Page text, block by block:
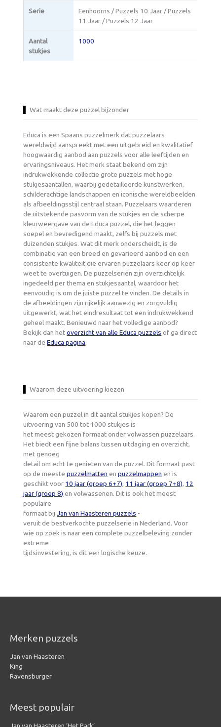
Serie
Eenhoorns / Puzzels 10 Jaar / Puzzels
11 Jaar / Puzzels 12 Jaar
Aantal
stukjes
1000
Wat maakt deze puzzel bijzonder
Educa is een Spaans puzzelmerk dat puzzelaars
wereldwijd aanspreekt met een uitgebreid en kwalitatief
hoogwaardig aanbod aan puzzels voor alle leeftijden en
ervaringsniveaus. Het merk staat bekend om zijn
indrukwekkende collectie grote puzzels met hoge
stukjesaantallen, waarbij gedetailleerde kunstwerken,
schilderachtige landschappen en iconische wereldbeelden
als afbeeldingsstijl centraal staan. Puzzelaars waarderen
de uitstekende pasvorm van de stukjes en de scherpe
kleurweergave van de Educa puzzel, die het leggen
soepel en bevredigend maakt, zelfs bij puzzels met
duizenden stukjes. Wat dit merk onderscheidt, is de
combinatie van een breed en gevarieerd aanbod en een
consistente kwaliteit die ervaren puzzelaars keer op keer
weet te overtuigen. De puzzelseriën zijn overzichtelijk
ingedeeld per thema en stukjesaantal, waardoor het
eenvoudig is om de juiste puzzel te vinden. De details in
de afbeeldingen zijn rijkelijk aanwezig en zorgvuldig
uitgewerkt, wat het eindresultaat tot een indrukwekkend
geheel maakt. Benieuwd naar het volledige aanbod?
Bekijk dan hetoverzicht van alle Educa puzzels of ga direct
naar deEduca pagina.
Waarom deze uitvoering kiezen
Waarom een puzzel in dit aantal stukjes kopen? De
uitvoering van 500 tot 1000 stukjes is
het meest gekozen formaat onder volwassen puzzelaars.
Het biedt een fijne balans tussen uitdaging en overzicht,
met genoeg
detail om echt te genieten van de puzzel. Dit formaat past
op de meestepuzzelmatten enpuzzelmappen en is
geschikt voor 10 jaar (groep 6+7), 11 jaar (groep 7+8), 12
jaar (groep 8) en volwassenen. Dit is ook het meest
populaire
formaat bijJan van Haasteren puzzels -
veruit de bestverkochte puzzelserie in Nederland. Voor
wie op zoek is naar een complete puzzelbeleving zonder
extreme
tijdsinvestering, is dit een logische keuze.
Merken puzzels
Jan van Haasteren
King
Ravensburger
Meest populair